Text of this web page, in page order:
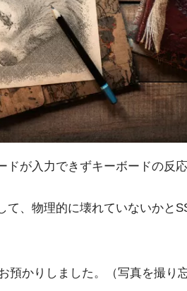
ドが入力できずキーボードの反
て、物理的に壊れていないかと
預かりしました。（写真を撮り